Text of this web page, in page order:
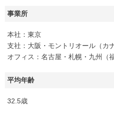
事業所
本社：東京
支社：大阪・モントリオール（カナ
オフィス：名古屋・札幌・九州（
平均年齢
32.5歳